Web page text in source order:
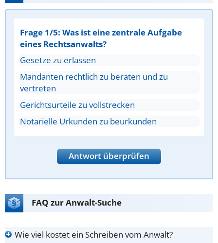
Frage 1/5: Was ist eine zentrale Aufgabe
eines Rechtsanwalts?
Gesetze zu erlassen
Mandanten rechtlich zu beraten und zu
vertreten
Gerichtsurteile zu vollstrecken
Notarielle Urkunden zu beurkunden
Antwort überprüfen
FAQ zur Anwalt-Suche
Wie viel kostet ein Schreiben vom Anwalt?